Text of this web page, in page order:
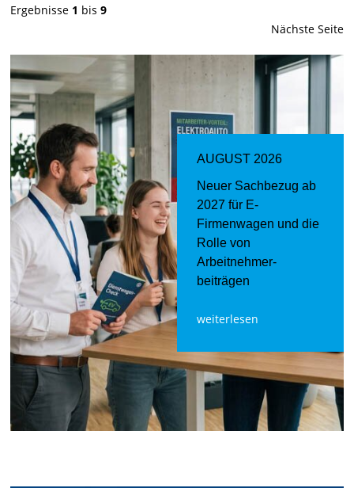
Ergebnisse 1 bis 9
Nächste Seite
AUGUST 2026
Neuer Sachbezug ab
2027 für E-
Firmenwagen und die
Rolle von
Arbeitnehmer​­
beiträgen
weiterlesen